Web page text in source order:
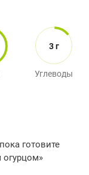
3 г
Углеводы